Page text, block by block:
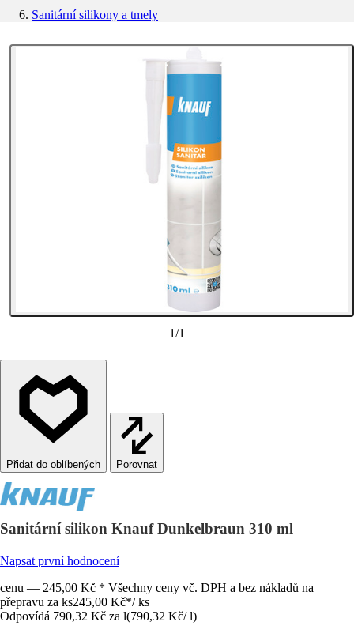
Sanitární silikony a tmely
1/1
Porovnat
Sanitární silikon Knauf Dunkelbraun 310 ml
Napsat první hodnocení
cenu — 245,00 Kč * Všechny ceny vč. DPH a bez nákladů na
přepravu za ks245,00 Kč*/ ks
Odpovídá 790,32 Kč za l(790,32 Kč/ l)